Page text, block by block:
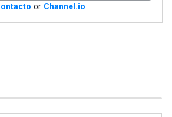
or Channel.io